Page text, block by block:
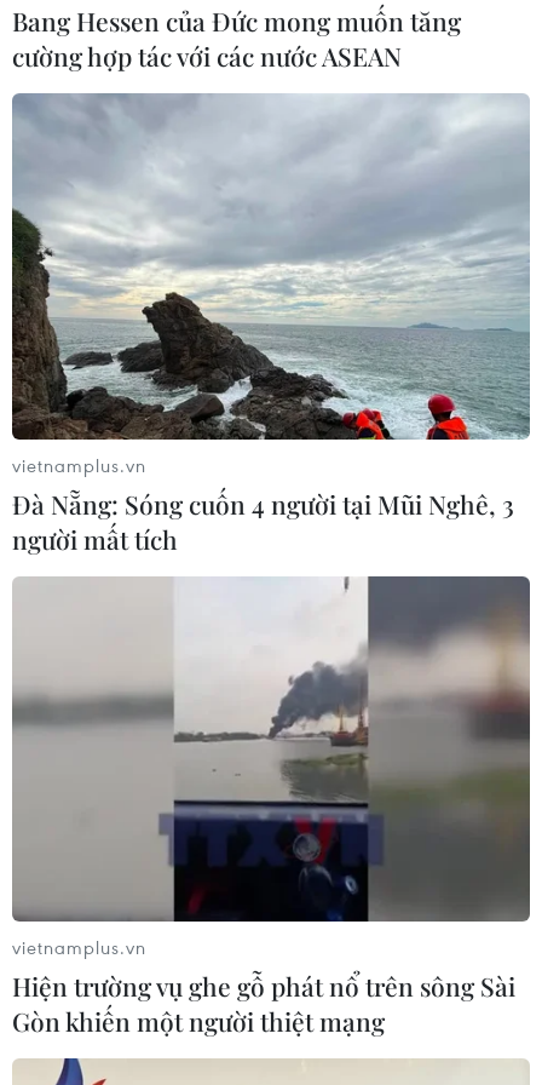
Anh là nước đầu tiên đóng góp cho Quỹ
chống Ebola của IMF
09/02/2015 03:38
London sẽ đóng góp 32,7 triệu bảng Anh (tương đương
50 triệu USD) vào quỹ hỗ trợ các nước Tây Phi chống lại
dịch bệnh Ebola mang tên CCR do IMF thành lập.
Bang Hessen của Đức mong muốn tăng
cường hợp tác với các nước ASEAN
vietnamplus.vn
Đà Nẵng: Sóng cuốn 4 người tại Mũi Nghê, 3
người mất tích
vietnamplus.vn
Hiện trường vụ ghe gỗ phát nổ trên sông Sài
Gòn khiến một người thiệt mạng